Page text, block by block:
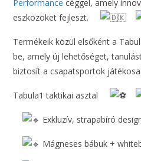
Performance céggel, amely
eszközöket fejleszt.
Termékeik közül elsőként a
be, amely új lehetőséget,
biztosít a csapatsportok
Tabula1 taktikai asztal
Exkluzív, strapabíró
Mágneses bábuk +